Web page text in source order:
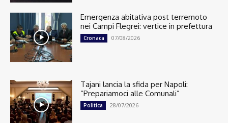
Emergenza abitativa post terremoto
nei Campi Flegrei: vertice in prefettura
Cronaca 07/08/2026
Tajani lancia la sfida per Napoli:
“Prepariamoci alle Comunali”
Politica 28/07/2026